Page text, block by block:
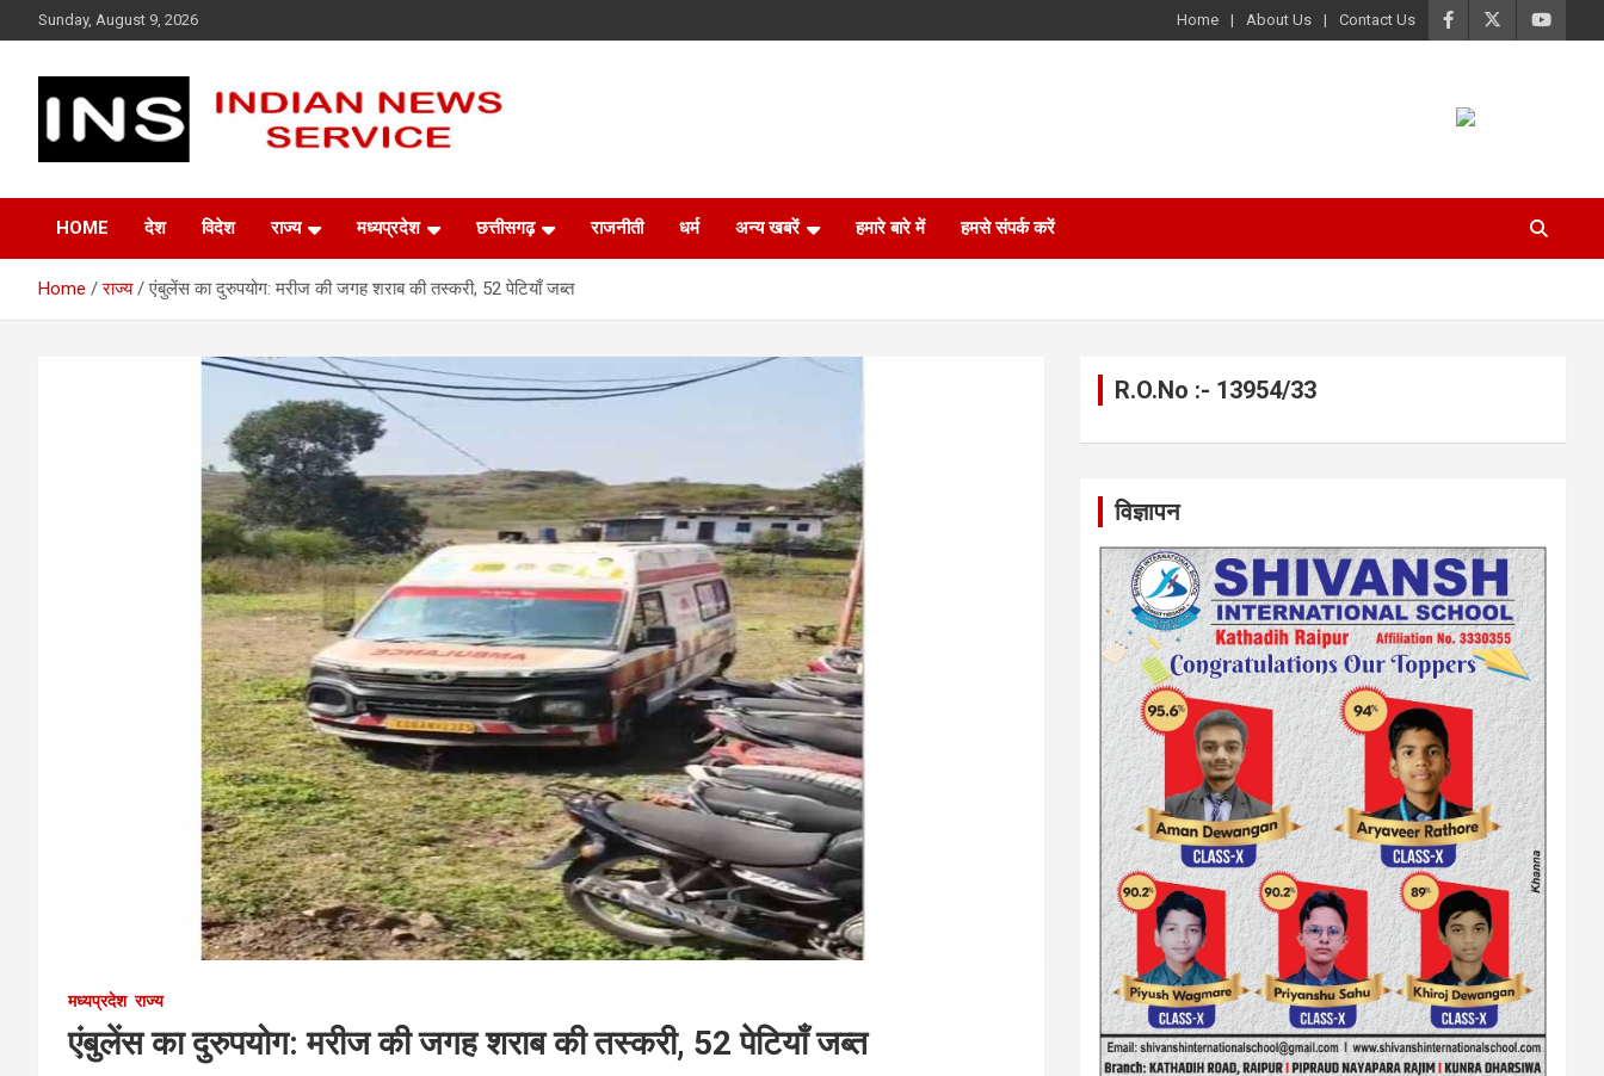
to
Sunday, August 9, 2026 Home About Us Contact Us
Indian News Service
HOME देश विदेश राज्य मध्यप्रदेश छत्तीसगढ़ राजनीती धर्म अन्य खबरें हमारे बारे में हमसे संपर्क करें
Home राज्य एंबुलेंस का दुरुपयोग: मरीज की जगह शराब की तस्करी, 52 पेटियाँ जब्त
मध्यप्रदेश राज्य
एंबुलेंस का दुरुपयोग: मरीज की जगह शराब की तस्करी, 52 पेटियाँ जब्त
R.O.No :- 13954/33
विज्ञापन